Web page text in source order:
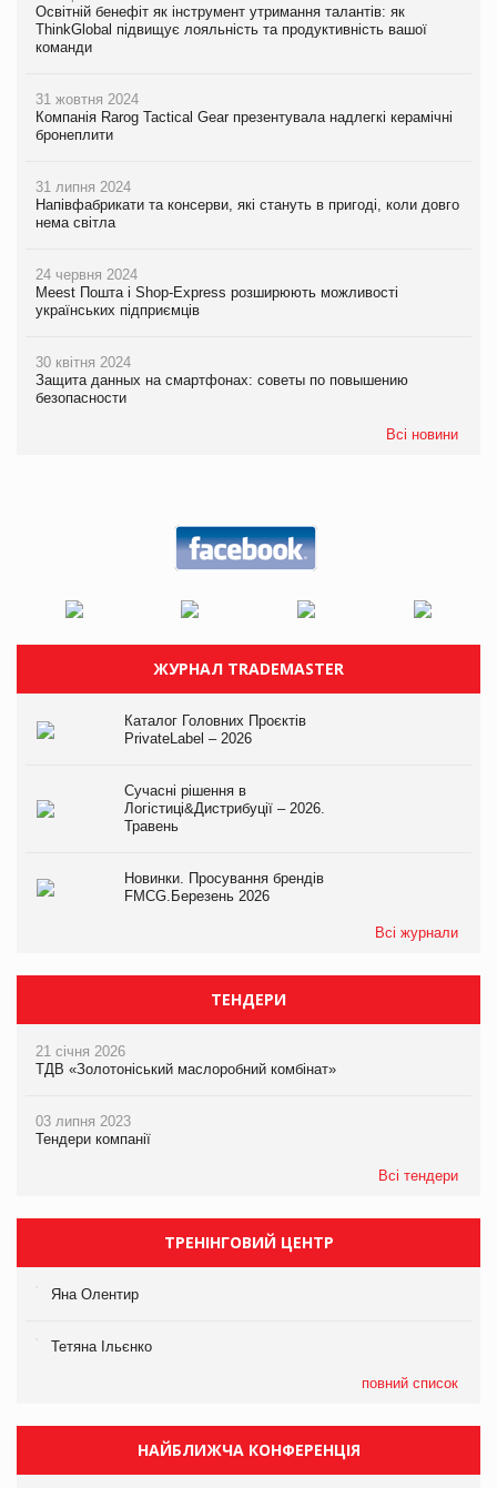
Освітній бенефіт як інструмент утримання талантів: як
ThinkGlobal підвищує лояльність та продуктивність вашої
команди
31 жовтня 2024
Компанія Rarog Tactical Gear презентувала надлегкі керамічні
бронеплити
31 липня 2024
Напівфабрикати та консерви, які стануть в пригоді, коли довго
нема світла
24 червня 2024
Meest Пошта і Shop-Express розширюють можливості
українських підприємців
30 квітня 2024
Защита данных на смартфонах: советы по повышению
безопасности
Всі новини
ЖУРНАЛ TRADEMASTER
Каталог Головних Проєктів
PrivateLabel – 2026
Сучасні рішення в
Логістиці&Дистрибуції – 2026.
Травень
Новинки. Просування брендів
FMCG.Березень 2026
Всі журнали
ТЕНДЕРИ
21 січня 2026
ТДВ «Золотоніський маслоробний комбінат»
03 липня 2023
Тендери компанії
Всі тендери
ТРЕНІНГОВИЙ ЦЕНТР
Яна Олентир
Тетяна Ільєнко
повний список
НАЙБЛИЖЧА КОНФЕРЕНЦІЯ